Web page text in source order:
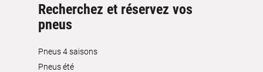
Recherchez et réservez vos
pneus
Pneus 4 saisons
Pneus été